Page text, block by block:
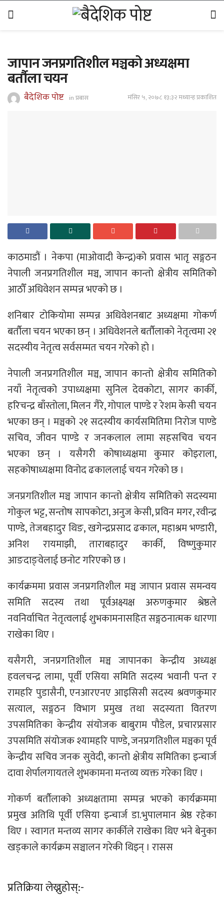
जापान जनप्रगतिशील मञ्चको अध्यक्षमा
बर्तौला चयन
बैदेशिक पोष्ट inप्रबास मंसिर ५, २०७८ १३;३२ मध्यान्ह प्रकाशित
काठमाडौं । नेकपा (माओवादी केन्द्र)को प्रवास भातृ सङ्गठन
नेपाली जनप्रगतिशील मञ्च, जापान कान्तो क्षेत्रीय समितिको
आठौँ अधिवेशन सम्पन्न भएको छ ।
शनिबार टोकियोमा सम्पन्न अधिवेशनबाट अध्यक्षमा गोकर्ण
बर्तौला चयन भएका छन् । अधिवेशनले बर्तौलाको नेतृत्वमा २१
सदस्यीय नेतृत्व सर्वसम्मत चयन गरेको हो ।
नेपाली जनप्रगतिशील मञ्च, जापान कान्तो क्षेत्रीय समितिको
नयाँ नेतृत्वको उपाध्यक्षमा सुनिल देवकोटा, सागर कार्की,
हरिचन्द्र बाँस्तोला, मिलन गैरे, गोपाल पाण्डे र रेशम केसी चयन
भएका छन् । मञ्चको २१ सदस्यीय कार्यसमितिमा निरोज पाण्डे
सचिव, जीवन पाण्डे र जनकलाल लामा सहसचिव चयन
भएका छन् । यसैगरी कोषाध्यक्षमा कुमार कोइराला,
सहकोषाध्यक्षमा विनोद ढकाललाई चयन गरेको छ ।
जनप्रगतिशील मञ्च जापान कान्तो क्षेत्रीय समितिको सदस्यमा
गोकुल भट्ट, सन्तोष सापकोटा, अनुज केसी, प्रविन मगर, रवीन्द्र
पाण्डे, तेजबहादुर थिङ, खगेन्द्रप्रसाद ढकाल, महाश्रम भण्डारी,
अनिश रायमाझी, ताराबहादुर कार्की, विष्णुकुमार
आङदाङ्वेलाई छनोट गरिएको छ ।
कार्यक्रममा प्रवास जनप्रगतिशील मञ्च जापान प्रवास समन्वय
समिति सदस्य तथा पूर्वअक्ष्यक्ष अरुणकुमार श्रेष्ठले
नवनिर्वाचित नेतृत्वलाई शुभकामनासहित सङ्गठनात्मक धारणा
राखेका थिए ।
यसैगरी, जनप्रगतिशील मञ्च जापानका केन्द्रीय अध्यक्ष
हवलचन्द्र लामा, पूर्वी एसिया समिति सदस्य भवानी पन्त र
रामहरि पुडासैनी, एनआरएनए आइसिसी सदस्य श्रवणकुमार
सत्याल, सङ्गठन विभाग प्रमुख तथा सदस्यता वितरण
उपसमितिका केन्द्रीय संयोजक बाबुराम पौडेल, प्रचारप्रसार
उपसमिति संयोजक श्यामहरि पाण्डे, जनप्रगतिशील मञ्चका पूर्व
केन्द्रीय सचिव जनक सुवेदी, कान्तो क्षेत्रीय समितिका इन्चार्ज
दावा शेर्पालगायतले शुभकामना मन्तव्य व्यक्त गरेका थिए ।
गोकर्ण बर्तौलाको अध्यक्षतामा सम्पन्न भएको कार्यक्रममा
प्रमुख अतिथि पूर्वी एसिया इन्चार्ज डा.भुपालमान श्रेष्ठ रहेका
थिए । स्वागत मन्तव्य सागर कार्कीले राखेका थिए भने बेनुका
खड्काले कार्यक्रम सञ्चालन गरेकी थिइन् । रासस
प्रतिक्रिया लेख्नुहोस्:-